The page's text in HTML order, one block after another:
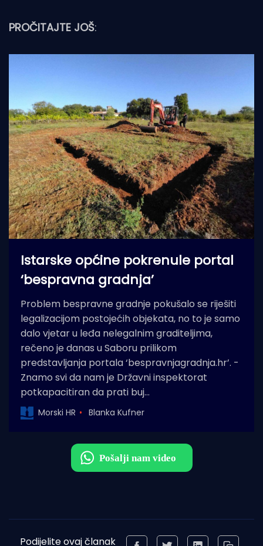
PROČITAJTE JOŠ:
Istarske općine pokrenule portal
‘bespravna gradnja’
Problem bespravne gradnje pokušalo se riješiti
legalizacijom postojećih objekata, no to je samo
dalo vjetar u leđa nelegalnim graditeljima,
rečeno je danas u Saboru prilikom
predstavljanja portala ‘bespravnjagradnja.hr’. -
Znamo svi da nam je Državni inspektorat
potkapacitiran da prati buj…
Morski HR Blanka Kufner
Podijelite ovaj članak